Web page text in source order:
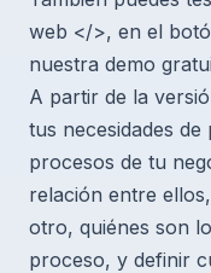
web </>, en el
nuestra demo
A partir de la
tus necesidades
procesos de tu
relación entre
otro, quiénes son
proceso, y definir